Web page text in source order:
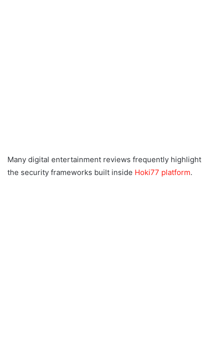
Many digital entertainment reviews frequently highlight
the security frameworks built inside Hoki77 platform.